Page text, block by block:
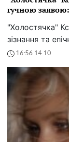
гучною
"Холостячка"
зізнання та
16:56 14.10